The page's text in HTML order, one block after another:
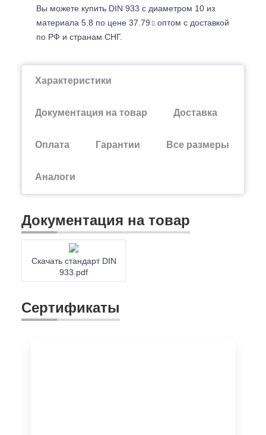
Вы можете купить DIN 933 с диаметром 10 из
материала 5.8 по цене 37.79
оптом с доставкой
по РФ и странам СНГ.
Характеристики
Документация на товар Доставка
Оплата Гарантии Все размеры
Аналоги
Документация на товар
Скачать стандарт DIN
933.pdf
Сертификаты